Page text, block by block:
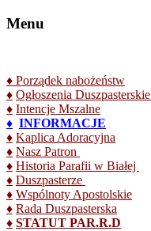
Menu
♦ Porządek nabożeństw
♦ Ogłoszenia Duszpasterskie
♦ Intencje Mszalne
♦ INFORMACJE
♦ Kaplica Adoracyjna
♦ Nasz Patron
♦ Historia Parafii w Białej
♦ Duszpasterze
♦ Wspólnoty Apostolskie
♦ Rada Duszpasterska
♦ STATUT PAR.R.D